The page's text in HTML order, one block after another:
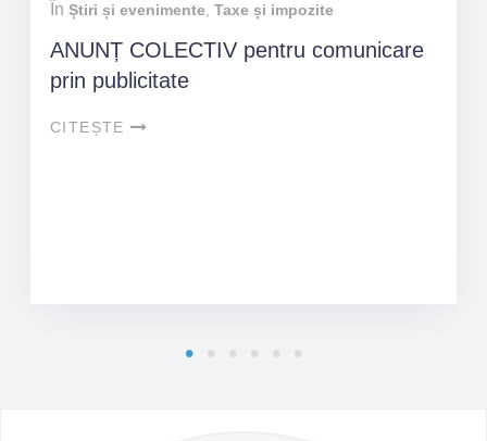
În Știri și evenimente Taxe și impozite
ANUNȚ COLECTIV pentru comunicare
prin publicitate
CITEȘTE